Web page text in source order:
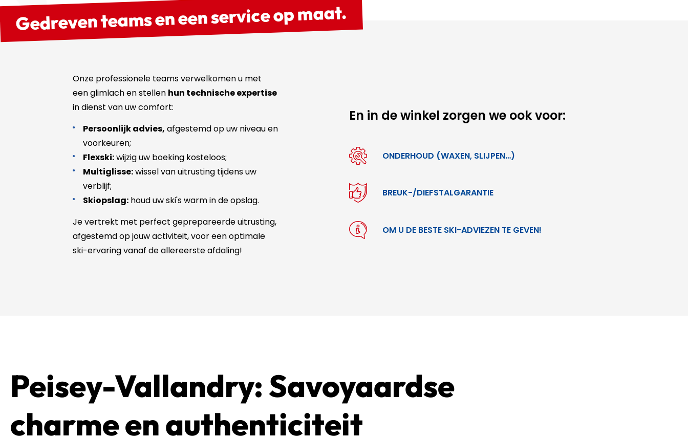
Gedreven teams en een service op maat.
Onze professionele teams verwelkomen u met
een glimlach en stellen hun technische expertise
in dienst van uw comfort:
Persoonlijk advies, afgestemd op uw niveau en
voorkeuren;
Flexski:wijzig uw boeking kosteloos;
Multiglisse:wissel van uitrusting tijdens uw
verblijf;
Skiopslag: houd uw ski's warm in de opslag.
Je vertrekt met perfect geprepareerde uitrusting,
afgestemd op jouw activiteit, voor een optimale
ski-ervaring vanaf de allereerste afdaling!
En in de winkel zorgen we ook voor:
ONDERHOUD (WAXEN, SLIJPEN…)
BREUK-/DIEFSTALGARANTIE
OM U DE BESTE SKI-ADVIEZEN TE GEVEN!
Peisey-Vallandry: Savoyaardse
charme en authenticiteit